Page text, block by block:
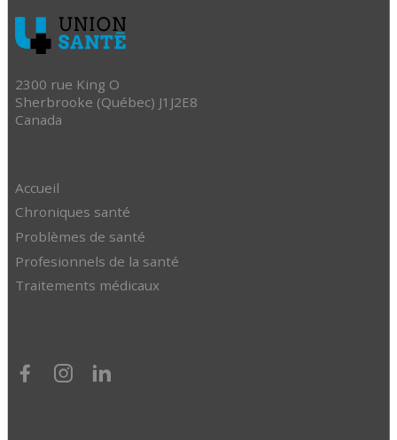
2300 rue King O
Sherbrooke (Québec) J1J2E8
Canada
Accueil
Chroniques santé
Problèmes de santé
Profesionnels de la santé
Traitements médicaux